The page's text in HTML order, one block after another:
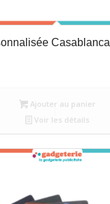
Casablanca
Ajouter au panier
Voir les détails